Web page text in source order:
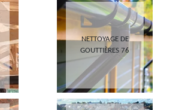
NETTOYAGE DE
GOUTTIÈRES 76